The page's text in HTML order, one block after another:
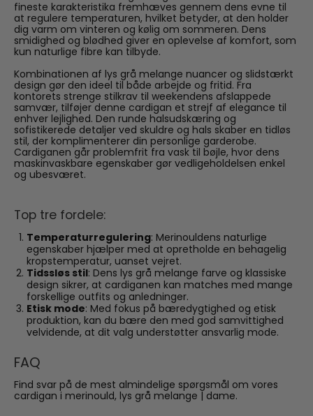
fineste karakteristika fremhæves gennem dens evne til
at regulere temperaturen, hvilket betyder, at den holder
dig varm om vinteren og kølig om sommeren. Dens
smidighed og blødhed giver en oplevelse af komfort, som
kun naturlige fibre kan tilbyde.
Kombinationen af lys grå melange nuancer og slidstærkt
design gør den ideel til både arbejde og fritid. Fra
kontorets strenge stilkrav til weekendens afslappede
samvær, tilføjer denne cardigan et strejf af elegance til
enhver lejlighed. Den runde halsudskæring og
sofistikerede detaljer ved skuldre og hals skaber en tidløs
stil, der komplimenterer din personlige garderobe.
Cardiganen går problemfrit fra vask til bøjle, hvor dens
maskinvaskbare egenskaber gør vedligeholdelsen enkel
og ubesværet.
Top tre fordele:
Temperaturregulering: Merinouldens naturlige
egenskaber hjælper med at opretholde en behagelig
kropstemperatur, uanset vejret.
Tidssløs stil: Dens lys grå melange farve og klassiske
design sikrer, at cardiganen kan matches med mange
forskellige outfits og anledninger.
Etisk mode: Med fokus på bæredygtighed og etisk
produktion, kan du bære den med god samvittighed
velvidende, at dit valg understøtter ansvarlig mode.
FAQ
Find svar på de mest almindelige spørgsmål om vores
cardigan i merinould, lys grå melange | dame.